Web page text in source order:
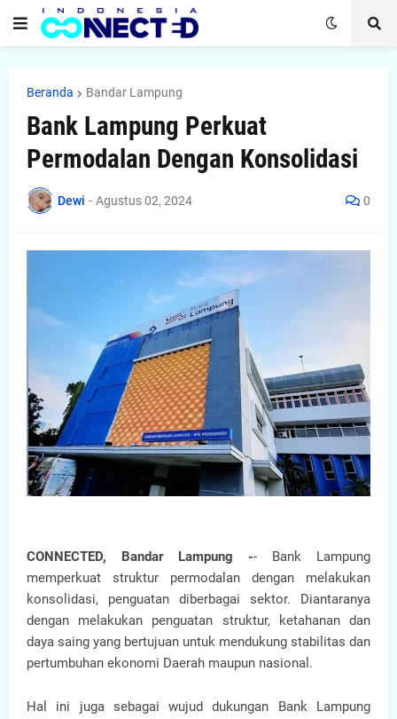
Beranda Bandar Lampung
Bank Lampung Perkuat
Permodalan Dengan Konsolidasi
Dewi - Agustus 02, 2024 0
CONNECTED, Bandar Lampung -- Bank Lampung
memperkuat struktur permodalan dengan melakukan
konsolidasi, penguatan diberbagai sektor. Diantaranya
dengan melakukan penguatan struktur, ketahanan dan
daya saing yang bertujuan untuk mendukung stabilitas dan
pertumbuhan ekonomi Daerah maupun nasional.
Hal ini juga sebagai wujud dukungan Bank Lampung